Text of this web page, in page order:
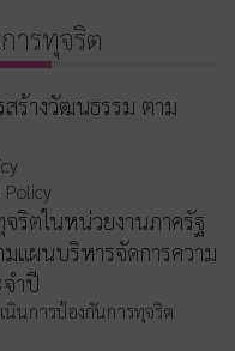
ารทุจริต
ร้างวัฒนธรรม ตาม
จริตในหน่วยงานภาครัฐ
มแผนบริหารจัดการความ
ำปี
นการป้องกันการทุจริต